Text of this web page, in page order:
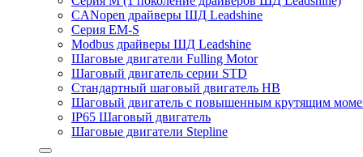
CANopen драйверы ШД Leadshine
Серия EM-S
Modbus драйверы ШД Leadshine
Шаговые двигатели Fulling Motor
Шаговый двигатель серии STD
Стандартный шаговый двигатель HB
Шаговый двигатель с повышенным крутящим
IP65 Шаговый двигатель
Шаговые двигатели Stepline